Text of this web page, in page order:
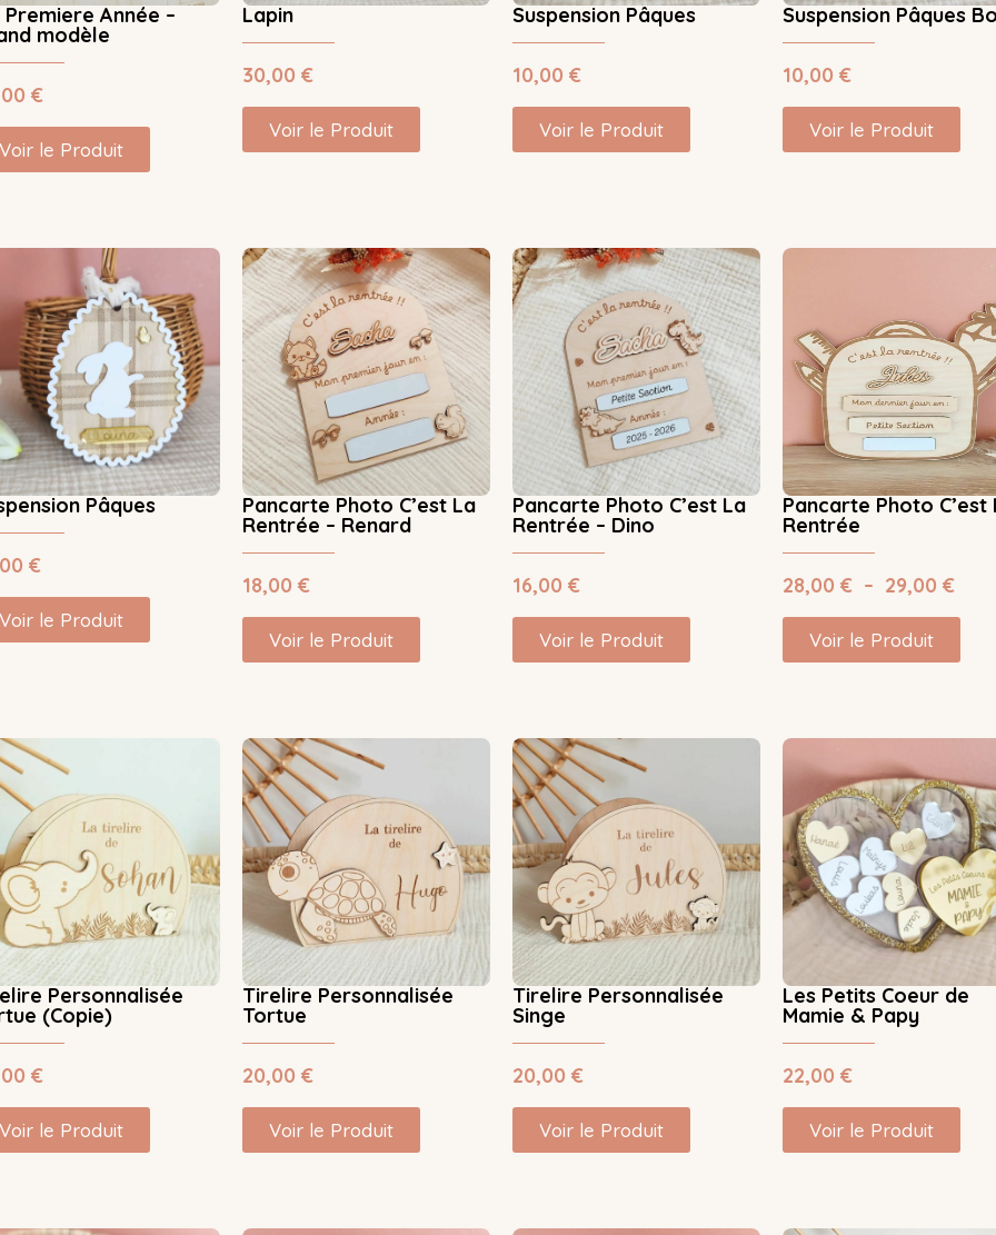
Premiere Année –
modèle
€
Voir le Produit
Lapin
30,00€
Voir le Produit
Suspension Pâques
10,00€
Voir le Produit
Suspension Pâques
10,00€
Voir le Produit
Pâques
€
Voir le Produit
Pancarte Photo C’est La
Rentrée – Renard
18,00€
Voir le Produit
Pancarte Photo C’est La
Rentrée – Dino
16,00€
Voir le Produit
Pancarte Photo C’est
Rentrée
28,00€ – 29,00€
Voir le Produit
Personnalisée
(Copie)
€
Voir le Produit
Tirelire Personnalisée
Tortue
20,00€
Voir le Produit
Tirelire Personnalisée
Singe
20,00€
Voir le Produit
Les Petits Coeur de
Mamie & Papy
22,00€
Voir le Produit